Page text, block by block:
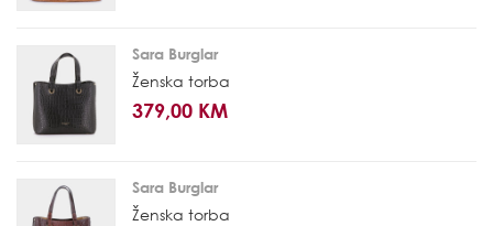
Sara Burglar
Ženska torba
379,00 KM
Sara Burglar
Ženska torba